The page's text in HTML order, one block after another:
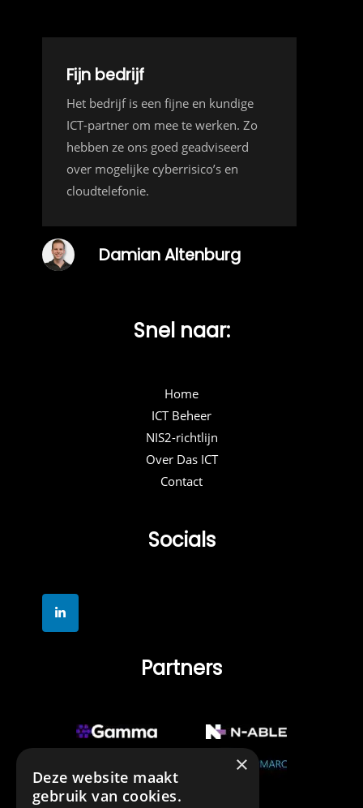
Fijn bedrijf
Het bedrijf is een fijne en kundige
ICT-partner om mee te werken. Zo
hebben ze ons goed geadviseerd
over mogelijke cyberrisico’s en
cloudtelefonie.
Damian Altenburg
Snel naar:
Home
ICT Beheer
NIS2-richtlijn
Over Das ICT
Contact
Socials
Partners
×
Deze website maakt
gebruik van cookies.